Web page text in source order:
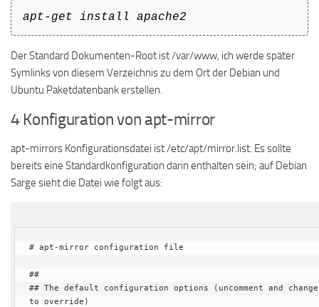
apt-get install apache2
Der Standard Dokumenten-Root ist /var/www, ich werde später
Symlinks von diesem Verzeichnis zu dem Ort der Debian und
Ubuntu Paketdatenbank erstellen.
4 Konfiguration von apt-mirror
apt-mirrors Konfigurationsdatei ist /etc/apt/mirror.list. Es sollte
bereits eine Standardkonfiguration darin enthalten sein; auf Debian
Sarge sieht die Datei wie folgt aus:
# apt-mirror configuration file
##
## The default configuration options (uncomment and change
to override)